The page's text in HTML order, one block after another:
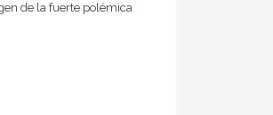
de la fuerte polémica